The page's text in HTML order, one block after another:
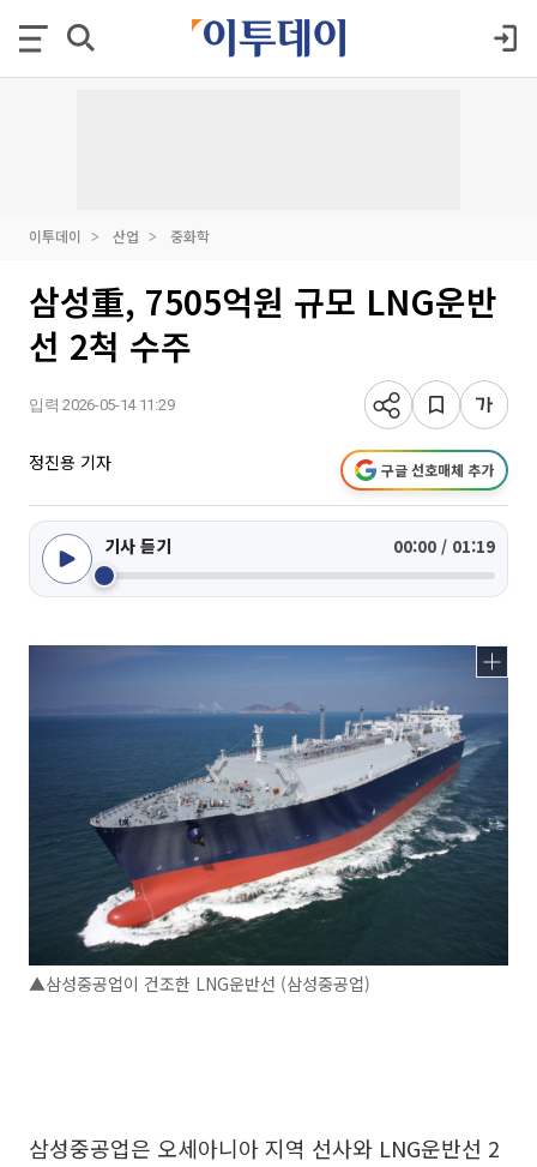
이투데이 산업 중화학
삼성重, 7505억원 규모 LNG운반
선 2척 수주
입력 2026-05-14 11:29
정진용 기자 구글 선호매체 추가
기사 듣기 00:00 / 01:19
▲삼성중공업이 건조한 LNG운반선 (삼성중공업)
삼성중공업은 오세아니아 지역 선사와 LNG운반선 2